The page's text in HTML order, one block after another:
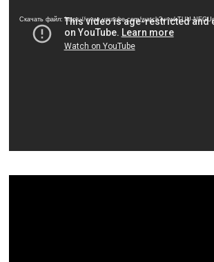
Скачать файл: https://www.youtube.com/watch?v=wkTUU-